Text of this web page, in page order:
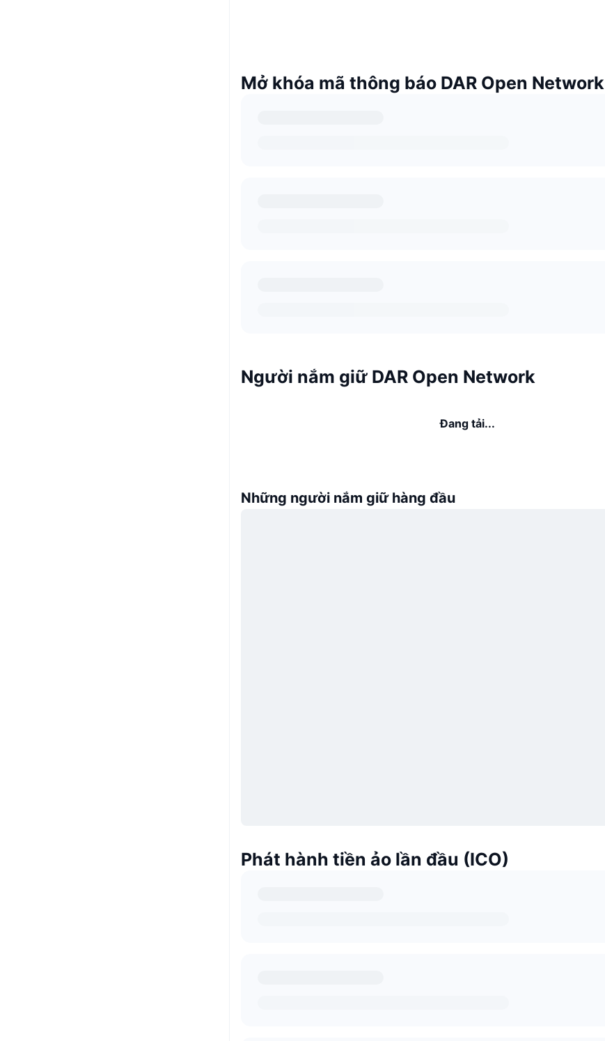
Mở khóa mã thông báo DAR Open Network
Người nắm giữ DAR Open Network
Đang tải...
Những người nắm giữ hàng đầu
Phát hành tiền ảo lần đầu (ICO)